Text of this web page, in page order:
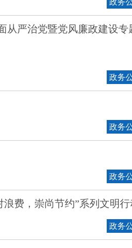
政务
从严治党暨党风廉政建设专
政务
政务
政务
费，崇尚节约”系列文明行
政务